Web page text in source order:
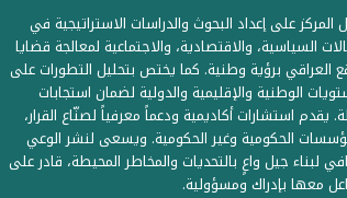
المركز على إعداد البحوث والدراسات الاستراتيجية في
السياسية، والاقتصادية، والاجتماعية لمعالجة قضايا
العراقي برؤية وطنية. كما يختص بتحليل التطورات على
الوطنية والإقليمية والدولية لضمان استجابات
يقدم استشارات أكاديمية ودعماً معرفياً لصنّاع القرار،
الحكومية وغير الحكومية. ويسعى لنشر الوعي
لبناء جيل واعٍ بالتحديات والمخاطر المحيطة، قادر على
معها بإدراك ومسؤولية.